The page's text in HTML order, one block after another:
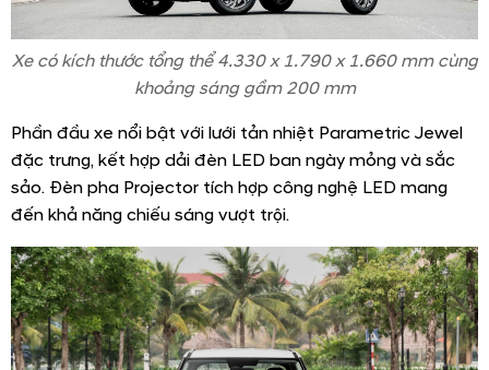
Xe có kích thước tổng thể 4.330 x 1.790 x 1.660 mm cùng
khoảng sáng gầm 200 mm
Phần đầu xe nổi bật với lưới tản nhiệt Parametric Jewel
đặc trưng, kết hợp dải đèn LED ban ngày mỏng và sắc
sảo. Đèn pha Projector tích hợp công nghệ LED mang
đến khả năng chiếu sáng vượt trội.